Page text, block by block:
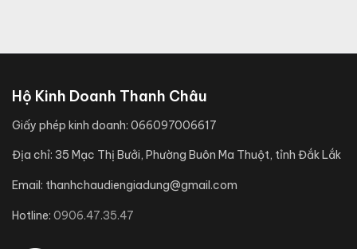
Hộ Kinh Doanh Thanh Châu
Giấy phép kinh doanh: 066097006617
Địa chỉ: 35 Mạc Thị Bưởi, Phường Buôn Ma Thuột, tỉnh Đắk Lắk
Email: thanhchaudiengiadung@gmail.com
Hotline: 0906.47.35.47